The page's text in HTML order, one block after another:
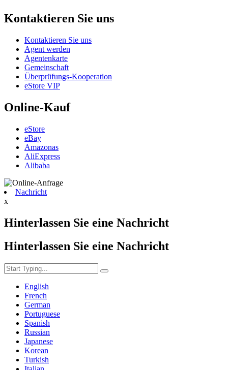
Kontaktieren Sie uns
Kontaktieren Sie uns
Agent werden
Agentenkarte
Gemeinschaft
Überprüfungs-Kooperation
eStore VIP
Online-Kauf
eStore
eBay
Amazonas
AliExpress
Alibaba
Nachricht
x
Hinterlassen Sie eine Nachricht
Hinterlassen Sie eine Nachricht
English
French
German
Portuguese
Spanish
Russian
Japanese
Korean
Turkish